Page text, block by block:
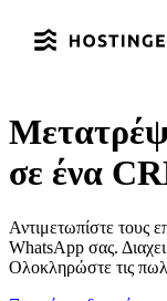
σε ένα
Αντιμετωπίστε τους
WhatsApp σας.
Ολοκληρώστε τις